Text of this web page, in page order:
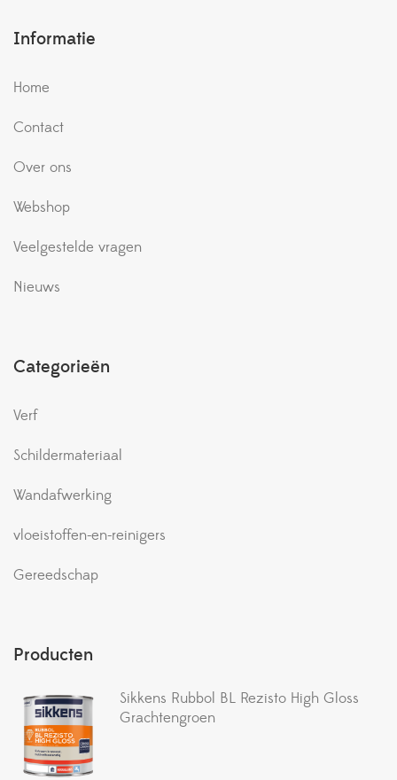
Informatie
Home
Contact
Over ons
Webshop
Veelgestelde vragen
Nieuws
Categorieën
Verf
Schildermateriaal
Wandafwerking
vloeistoffen-en-reinigers
Gereedschap
Producten
Sikkens Rubbol BL Rezisto High Gloss
Grachtengroen